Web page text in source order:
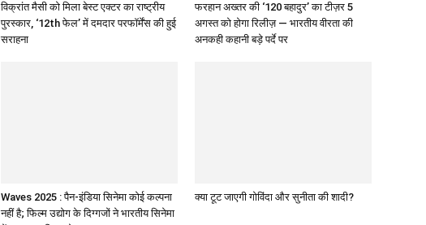
विक्रांत मैसी को मिला बेस्ट एक्टर का राष्ट्रीय
पुरस्कार, ‘12th फेल’ में दमदार परफॉर्मेंस की हुई
सराहना
फरहान अख्तर की ‘120 बहादुर’ का टीज़र 5
अगस्त को होगा रिलीज़ — भारतीय वीरता की
अनकही कहानी बड़े पर्दे पर
Waves 2025 : पैन-इंडिया सिनेमा कोई कल्पना
नहीं है; फिल्म उद्योग के दिग्गजों ने भारतीय सिनेमा
क्या टूट जाएगी गोविंदा और सुनीता की शादी?